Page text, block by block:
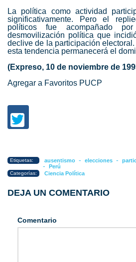
La política como actividad
significativamente. Pero el
políticos fue acompañado
desmovilización política que
declive de la participación
esta tendencia permanecerá el
(Expreso, 10 de noviembre de
Agregar a Favoritos PUCP
Etiquetas: ausentismo - elecciones -
- Perú
Categorías: Ciencia Política
DEJA UN COMENTARIO
Comentario